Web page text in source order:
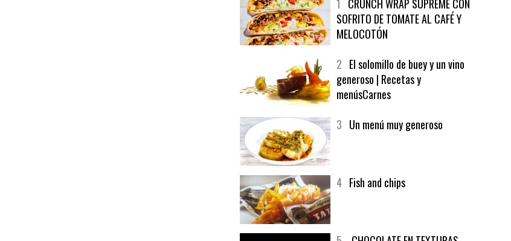
MÁS LEÍDO ÚLTIMAS PUBLICACIONES
SOFRITO DE TOMATE AL CAFÉ Y
MELOCOTÓN
generoso | Recetas y